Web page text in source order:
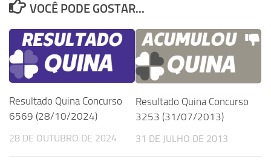
VOCÊ PODE GOSTAR...
Resultado Quina Concurso
6569 (28/10/2024)
28 DE OUTUBRO DE 2024
Resultado Quina Concurso
3253 (31/07/2013)
31 DE JULHO DE 2013